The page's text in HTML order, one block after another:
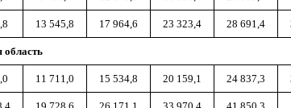
13 545,8 17 964,6 23 323,4 28 691,4
область
11 711,0 15 534,8 20 159,1 24 837,3